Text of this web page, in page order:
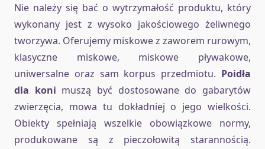
Nie należy się bać o wytrzymałość produktu, który
wykonany jest z wysoko jakościowego żeliwnego
tworzywa. Oferujemy miskowe z zaworem rurowym,
klasyczne miskowe, miskowe pływakowe,
uniwersalne oraz sam korpus przedmiotu. Poidła
dla koni muszą być dostosowane do gabarytów
zwierzęcia, mowa tu dokładniej o jego wielkości.
Obiekty spełniają wszelkie obowiązkowe normy,
produkowane są z pieczołowitą starannością.